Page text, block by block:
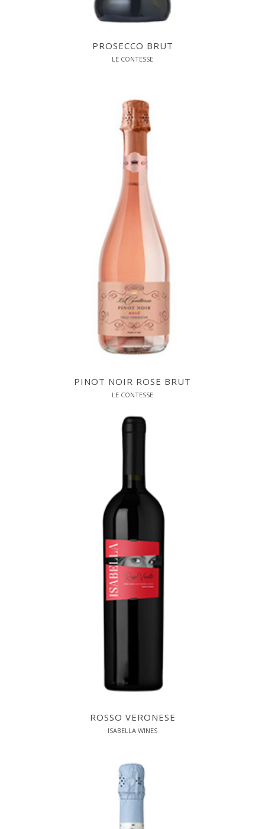
PROSECCO BRUT
LE CONTESSE
PINOT NOIR ROSE BRUT
LE CONTESSE
ROSSO VERONESE
ISABELLA WINES